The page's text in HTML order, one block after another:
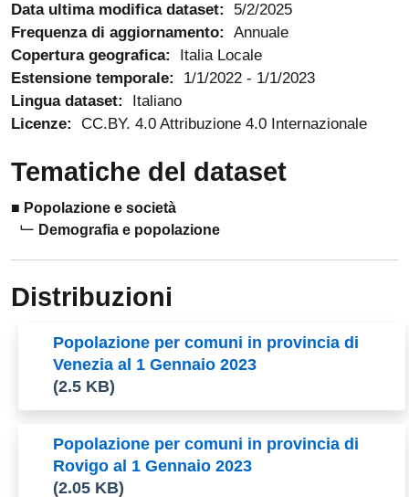
Data ultima modifica dataset:
5/2/2025
Frequenza di aggiornamento:
Annuale
Copertura geografica:
Italia Locale
Estensione temporale:
1/1/2022 - 1/1/2023
Lingua dataset:
Italiano
Licenze:
CC.BY. 4.0 Attribuzione 4.0 Internazionale
Tematiche del dataset
Popolazione e società
Demografia e popolazione
Distribuzioni
Popolazione per comuni in provincia di
Venezia al 1 Gennaio 2023
(2.5 KB)
Popolazione per comuni in provincia di
Rovigo al 1 Gennaio 2023
(2.05 KB)